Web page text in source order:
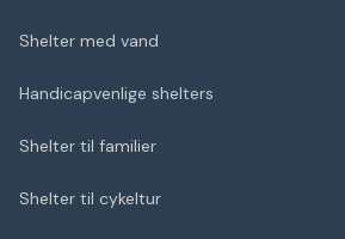
Shelter med vand
Handicapvenlige shelters
Shelter til familier
Shelter til cykeltur